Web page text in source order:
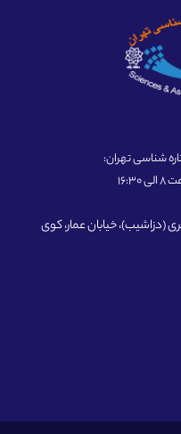
شناسی تهران:
(دزاشیب)، خیابان عمار، کوی